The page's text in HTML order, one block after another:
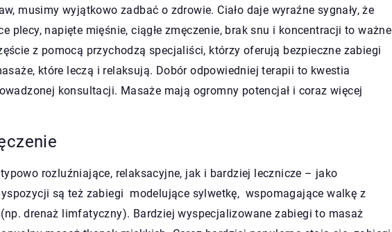
musimy wyjątkowo zadbać o zdrowie. Ciało daje wyraźne sygnały, że
plecy, napięte mięśnie, ciągłe zmęczenie, brak snu i koncentracji to ważne
z pomocą przychodzą specjaliści, którzy oferują bezpieczne zabiegi
które leczą i relaksują. Dobór odpowiedniej terapii to kwestia
konsultacji. Masaże mają ogromny potencjał i coraz więcej
rozluźniające, relaksacyjne, jak i bardziej lecznicze – jako
są też zabiegi modelujące sylwetkę, wspomagające walkę z
drenaż limfatyczny). Bardziej wyspecjalizowane zabiegi to masaż